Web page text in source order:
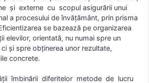
şi externe cu scopul asigurării unui
a procesului de învăţământ, prin prisma
se bazează pe organizarea
elevilor, orientată, nu numai spre un
şi spre obţinerea unor rezultate,
concrete.
îmbinării diferitelor metode de lucru